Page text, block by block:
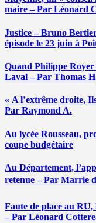
maire – Par Léonard
Justice – Bruno
épisode le 23 juin à
Quand Philippe Royer
Laval – Par Thomas
« A l’extrême droite,
Par Raymond A.
Au lycée Rousseau,
coupe budgétaire
Au Département,
retenue – Par Marrie
Faute de place au RU,
– Par Léonard